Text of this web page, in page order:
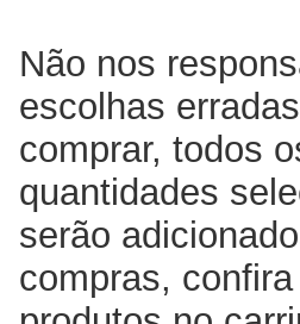
Não nos
escolhas
comprar, todos
quantidades
serão
compras,